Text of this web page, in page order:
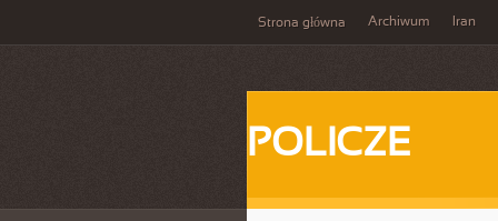
Strona główna Archiwum Iran
POLICZE